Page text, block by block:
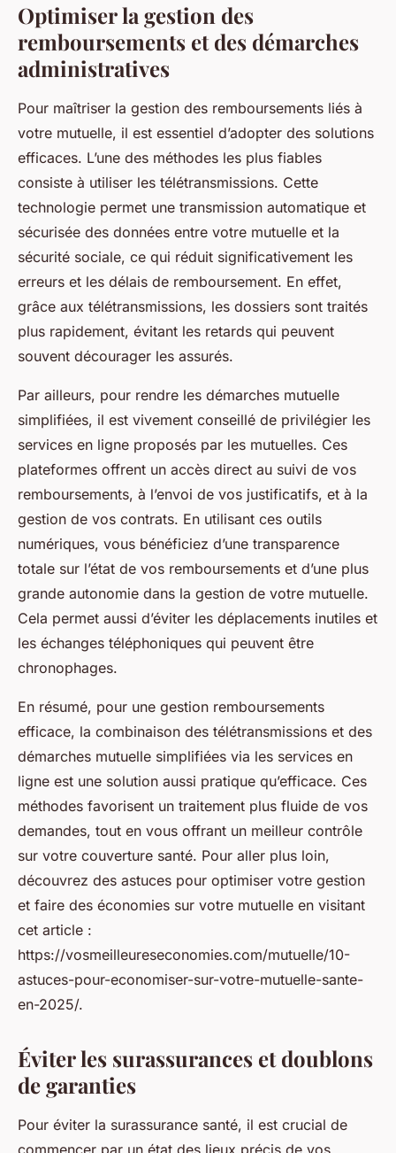
Optimiser la gestion des
remboursements et des démarches
administratives
Pour maîtriser la gestion des remboursements liés à
votre mutuelle, il est essentiel d’adopter des solutions
efficaces. L’une des méthodes les plus fiables
consiste à utiliser les télétransmissions. Cette
technologie permet une transmission automatique et
sécurisée des données entre votre mutuelle et la
sécurité sociale, ce qui réduit significativement les
erreurs et les délais de remboursement. En effet,
grâce aux télétransmissions, les dossiers sont traités
plus rapidement, évitant les retards qui peuvent
souvent décourager les assurés.
Par ailleurs, pour rendre les démarches mutuelle
simplifiées, il est vivement conseillé de privilégier les
services en ligne proposés par les mutuelles. Ces
plateformes offrent un accès direct au suivi de vos
remboursements, à l’envoi de vos justificatifs, et à la
gestion de vos contrats. En utilisant ces outils
numériques, vous bénéficiez d’une transparence
totale sur l’état de vos remboursements et d’une plus
grande autonomie dans la gestion de votre mutuelle.
Cela permet aussi d’éviter les déplacements inutiles et
les échanges téléphoniques qui peuvent être
chronophages.
En résumé, pour une gestion remboursements
efficace, la combinaison des télétransmissions et des
démarches mutuelle simplifiées via les services en
ligne est une solution aussi pratique qu’efficace. Ces
méthodes favorisent un traitement plus fluide de vos
demandes, tout en vous offrant un meilleur contrôle
sur votre couverture santé. Pour aller plus loin,
découvrez des astuces pour optimiser votre gestion
et faire des économies sur votre mutuelle en visitant
cet article :
https://vosmeilleureseconomies.com/mutuelle/10-
astuces-pour-economiser-sur-votre-mutuelle-sante-
en-2025/.
Éviter les surassurances et doublons
de garanties
Pour éviter la surassurance santé, il est crucial de